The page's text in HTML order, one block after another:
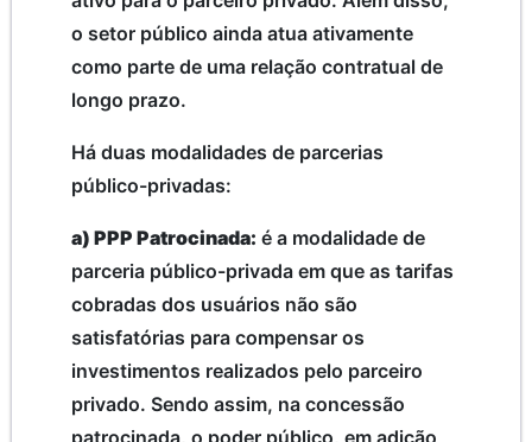
o setor público ainda atua ativamente
como parte de uma relação contratual de
longo prazo.
Há duas modalidades de parcerias
público-privadas:
a) PPP Patrocinada: é a modalidade de
parceria público-privada em que as tarifas
cobradas dos usuários não são
satisfatórias para compensar os
investimentos realizados pelo parceiro
privado. Sendo assim, na concessão